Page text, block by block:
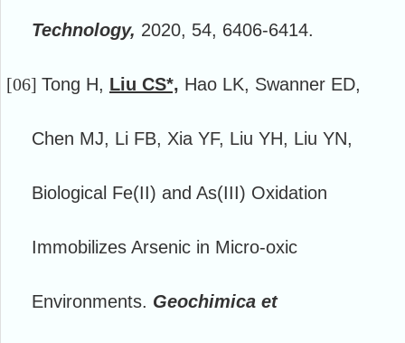
Technology, 2020, 54, 6406-6414.
[06] Tong H, Liu CS*, Hao LK, Swanner ED,
Chen MJ, Li FB, Xia YF, Liu YH, Liu YN,
Biological Fe(II) and As(III) Oxidation
Immobilizes Arsenic in Micro-oxic
Environments. Geochimica et